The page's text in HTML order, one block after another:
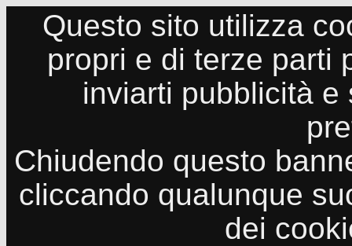
Questo sito utilizza
propri e di terze parti
inviarti pubblicità
Chiudendo questo
cliccando qualunque
dei